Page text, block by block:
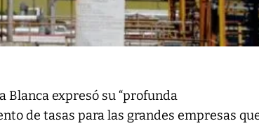
Blanca expresó su “profunda
de tasas para las grandes empresas